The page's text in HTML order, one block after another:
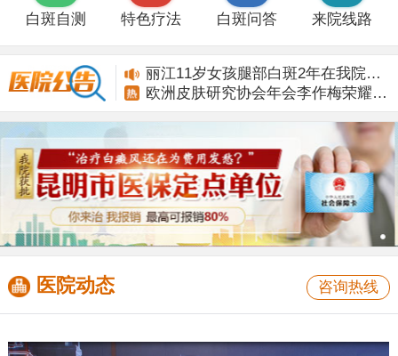
白斑自测 特色疗法 白斑问答 来院线路
丽江11岁女孩腿部白斑2年在我院康复
欧洲皮肤研究协会年会李作梅荣耀而归
丽江11岁女孩腿部白斑2年在我院康复
欧洲皮肤研究协会年会李作梅荣耀而归
咨询热线
医院动态